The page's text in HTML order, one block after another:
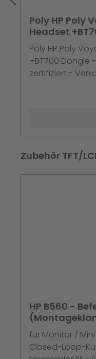
Poly HP Poly
Headset
Microsoft
Kopfhörer
Poly HP Poly
+BT700 Dongle
zertifiziert -
Büro/
Kopfhörer -
Produktgalerie
Zubehör TFT/
HP B560 -
für Monitor /
Closed-Loop-